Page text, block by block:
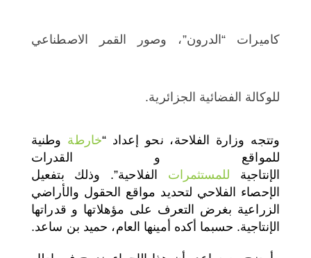
كاميرات “الدرون”، وصور القمر الاصطناعي
للوكالة الفضائية الجزائرية.
وتتجه وزارة الفلاحة، نحو إعداد “خارطة وطنية
للمواقع و القدرات
الإنتاجية للمستثمرات الفلاحية”. وذلك بتفعيل
الإحصاء الفلاحي لتحديد مواقع الحقول والأراضي
الزراعية بغرض التعرف على مؤهلاتها و قدراتها
الإنتاجية. حسبما أكده أمينها العام، حميد بن ساعد.